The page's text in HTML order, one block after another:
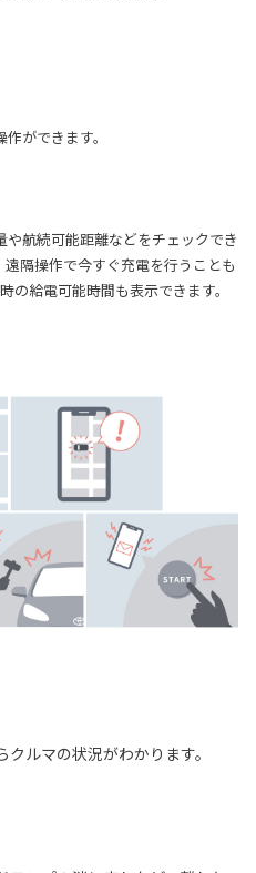
ができます。
航続可能距離などをチェックでき
隔操作で今すぐ充電を行うことも
の給電可能時間も表示できます。
ルマの状況がわかります。